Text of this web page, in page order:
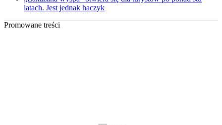
latach. Jest jednak haczyk
Promowane treści